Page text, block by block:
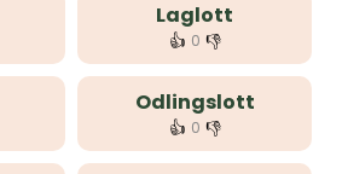
Laglott
👍 0 👎
Odlingslott
👍 0 👎